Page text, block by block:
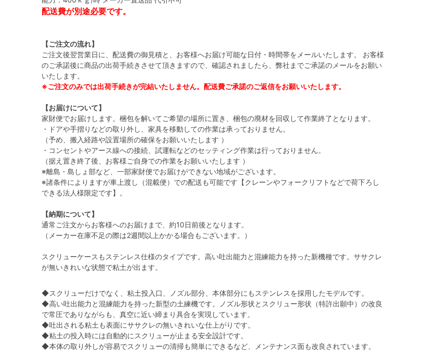
配送費が別途必要です。
【ご注文の流れ】
ご注文後翌営業日に、配送費の御見積と、お客様へお届け可能な日付・時間帯をメールいたします。 お客様
のご承諾後に商品の出荷手続きさせて頂きますので、確認されましたら、弊社までご承諾のメールをお願い
いたします。
※ご注文のみでは出荷手続きが完結いたしません。配送費ご承諾のご返信をお願いいたします。
【お届けについて】
家財便でお届けします。梱包を解いてご希望の場所に置き、梱包の廃材を回収して作業終了となります。
・ドアや手摺りなどの取り外し、家具を移動しての作業は承っておりません。
（予め、搬入経路や設置場所の確保をお願いいたします ）
・コンセントやアース線への接続、試運転などのセッティング作業は行っておりません。
（据え置き終了後、お客様ご自身での作業をお願いいたします ）
※離島・島しょ部など、一部家財便でお届けができない地域がございます。
※諸条件によりますが車上渡し（混載便）での配送も可能です【クレーンやフォークリフトなどで荷下ろし
できる法人様限定です】。
【納期について】
通常ご注文からお客様へのお届けまで、約10日前後となります。
（メーカー在庫不足の際は2週間以上かかる場合もございます。）
スクリューケースもステンレス仕様のタイプです。高い吐出能力と混練能力を持った新機種です。ササクレ
が無いきれいな状態で粘土が出ます。
◆スクリューだけでなく、粘土投入口、ノズル部分、本体部分にもステンレスを採用したモデルです。
◆高い吐出能力と混練能力を持った新型の土練機です。ノズル形状とスクリュー形状（特許出願中）の改良
で常圧でありながらも、真空に近い締まり具合を実現しています。
◆吐出される粘土も表面にササクレの無いきれいな仕上がりです。
◆粘土の投入時には自動的にスクリューが止まる安全設計です。
◆本体の取り外しが容易でスクリューの清掃も簡単にできるなど、メンテナンス面も改良されています。